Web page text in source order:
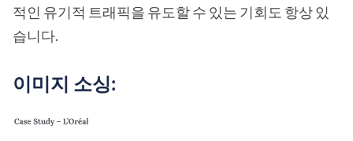
적인 유기적 트래픽을 유도할 수 있는 기회도 항상 있
습니다.
이미지 소싱: